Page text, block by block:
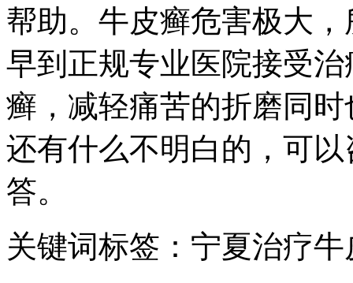
帮助。牛皮癣危害极大
早到正规专业医院接受
癣，减轻痛苦的折磨同
还有什么不明白的，可
答。
关键词标签：宁夏治疗